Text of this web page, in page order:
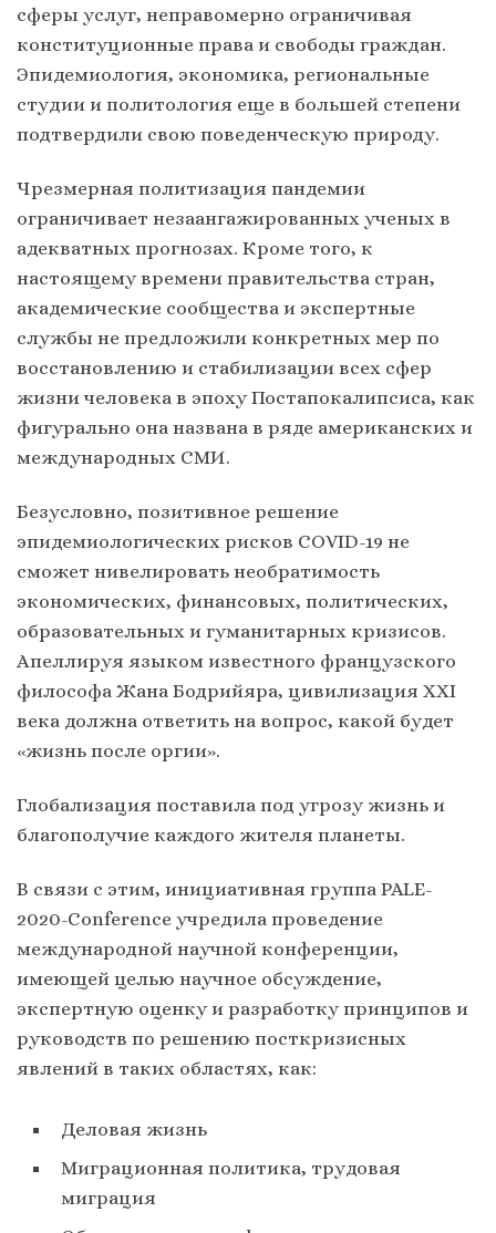
сферы услуг, неправомерно ограничивая
конституционные права и свободы граждан.
Эпидемиология, экономика, региональные
студии и политология еще в большей степени
подтвердили свою поведенческую природу.
Чрезмерная политизация пандемии
ограничивает незаангажированных ученых в
адекватных прогнозах. Кроме того, к
настоящему времени правительства стран,
академические сообщества и экспертные
службы не предложили конкретных мер по
восстановлению и стабилизации всех сфер
жизни человека в эпоху Постапокалипсиса, как
фигурально она названа в ряде американских и
международных СМИ.
Безусловно, позитивное решение
эпидемиологических рисков COVID-19 не
сможет нивелировать необратимость
экономических, финансовых, политических,
образовательных и гуманитарных кризисов.
Апеллируя языком известного французского
философа Жана Бодрийяра, цивилизация ХХI
века должна ответить на вопрос, какой будет
«жизнь после оргии».
Глобализация поставила под угрозу жизнь и
благополучие каждого жителя планеты.
В связи с этим, инициативная группа PALE-
2020-Conference учредила проведение
международной научной конференции,
имеющей целью научное обсуждение,
экспертную оценку и разработку принципов и
руководств по решению посткризисных
явлений в таких областях, как:
Деловая жизнь
Миграционная политика, трудовая
миграция